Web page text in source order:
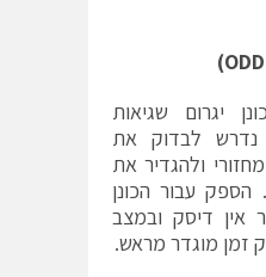
ODD
)
יגרום שגיאות
במערכת. ה-BIOS נדרש לבדוק את
ולהגדיר את
עבור הכונן
אין דיסק ובמצב
זמן מוגדר מראש.